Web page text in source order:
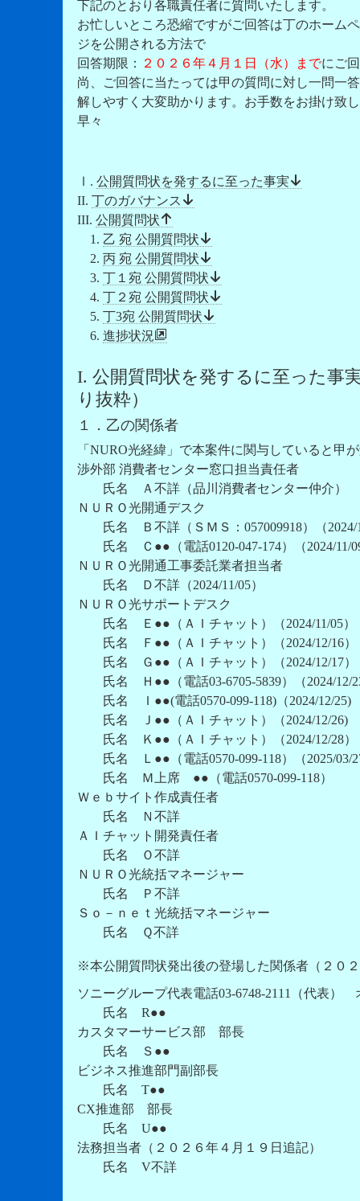
下記のとおり各職責任者に質問いたします。
お忙しいところ恐縮ですがご回答は丁のホーム
ジを公開される方法で
回答期限：
２０２６年４月１日（水）までにご
尚、ご回答に当たっては甲の質問に対し一問一
解しやすく大変助かります。お手数をお掛け致
早々
Ⅰ. 公開質問状を発するに至った事実
II. 丁のガバナンス
III. 公開質問状
1. 乙 宛 公開質問状
2. 丙 宛 公開質問状
3. 丁１宛 公開質問状
4. 丁２宛 公開質問状
5. 丁3宛 公開質問状
6. 進捗状況
I. 公開質問状を発するに至った事
り抜粋）
１．乙の関係者
「NURO光経緯」で本案件に関与していると甲
渉外部 消費者センター窓口担当責任者
氏名 Ａ不詳（品川消費者センター仲介）
ＮＵＲＯ光開通デスク
氏名 Ｂ不詳（ＳＭＳ：057009918）（2024/
氏名 Ｃ●●（電話0120-047-174）（2024/11/
ＮＵＲＯ光開通工事委託業者担当者
氏名 Ｄ不詳（2024/11/05）
ＮＵＲＯ光サポートデスク
氏名 Ｅ●●（ＡＩチャット）（2024/11/05）
氏名 Ｆ●●（ＡＩチャット）（2024/12/16）
氏名 Ｇ●●（ＡＩチャット）（2024/12/17）
氏名 Ｈ●●（電話03-6705-5839）（2024/12/
氏名 Ｉ●●(電話0570-099-118)（2024/12/25)
氏名 Ｊ●●（ＡＩチャット）（2024/12/26)
氏名 Ｋ●●（ＡＩチャット）（2024/12/28）
氏名 Ｌ●●（電話0570-099-118）（2025/03/
氏名 Ｍ上席 ●●（電話0570-099-118）
Ｗｅｂサイト作成責任者
氏名 Ｎ不詳
ＡＩチャット開発責任者
氏名 Ｏ不詳
ＮＵＲＯ光統括マネージャー
氏名 Ｐ不詳
Ｓｏ－ｎｅｔ光統括マネージャー
氏名 Ｑ不詳
※本公開質問状発出後の登場した関係者（２０
ソニーグループ代表電話03-6748-2111（代表）
氏名 R●●
カスタマーサービス部 部長
氏名 Ｓ●●
ビジネス推進部門副部長
氏名 T●●
CX推進部 部長
氏名 U●●
法務担当者（２０２６年４月１９日追記）
氏名 V不詳